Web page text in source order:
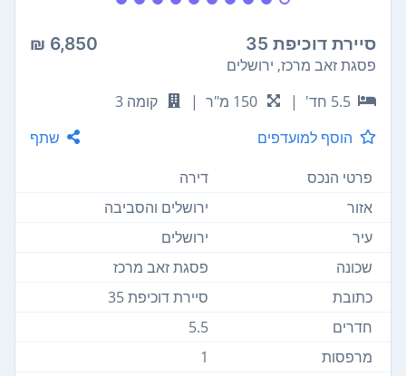
סיירת דוכיפת 35 6,850 ₪
פסגת זאב מרכז, ירושלים
5.5 חד'
| 150 מ"ר |
קומה 3
הוסף למועדפים
שתף
פרטי הנכס
דירה
אזור
ירושלים והסביבה
עיר
ירושלים
שכונה
פסגת זאב מרכז
כתובת
סיירת דוכיפת 35
חדרים
5.5
מרפסות
1